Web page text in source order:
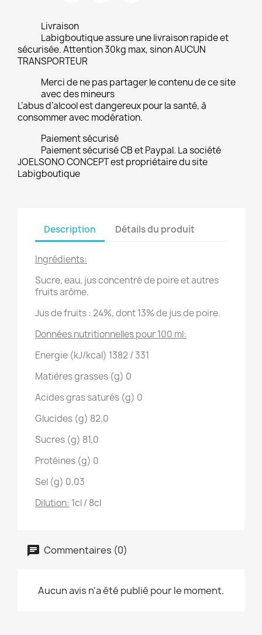
Livraison
Labigboutique assure une livraison rapide et
sécurisée. Attention 30kg max, sinon AUCUN
TRANSPORTEUR
Merci de ne pas partager le contenu de ce site
avec des mineurs
L’abus d’alcool est dangereux pour la santé, à
consommer avec modération.
Paiement sécurisé
Paiement sécurisé CB et Paypal. La société
JOELSONO CONCEPT est propriétaire du site
Labigboutique
Description Détails du produit
Ingrédients:
Sucre, eau, jus concentré de poire et autres
fruits arôme.
Jus de fruits : 24%, dont 13% de jus de poire.
Données nutritionnelles pour 100 ml:
Energie (kJ/kcal) 1382 / 331
Matières grasses (g) 0
Acides gras saturés (g) 0
Glucides (g) 82,0
Sucres (g) 81,0
Protéines (g) 0
Sel (g) 0,03
Dilution: 1cl / 8cl
Commentaires (0)
Aucun avis n'a été publié pour le moment.